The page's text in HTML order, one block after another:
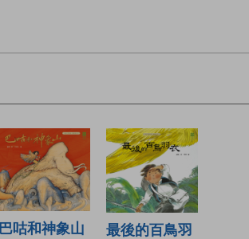
巴咕和神象山
最後的百鳥羽